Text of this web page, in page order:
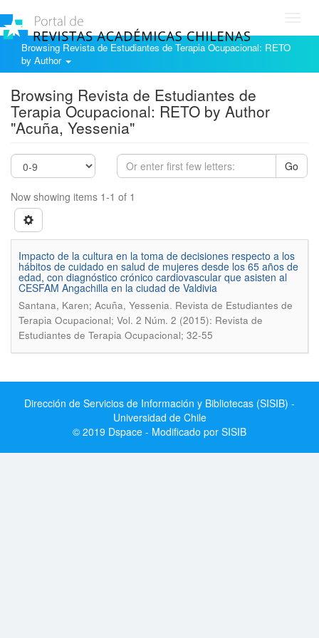
Browsing Revista de Estudiantes de Terapia Ocupacional: RETO
by Author
Browsing Revista de Estudiantes de
Terapia Ocupacional: RETO by Author
"Acuña, Yessenia"
Go
Now showing items 1-1 of 1
Impacto de la cultura en la toma de decisiones respecto a los
hábitos de cuidado en salud de mujeres desde los 65 años de
edad, con diagnóstico crónico cardiovascular que asisten al
CESFAM Angachilla en la ciudad de Valdivia
Santana, Karen; Acuña, Yessenia. Revista de Estudiantes de
Terapia Ocupacional; Vol. 2 Núm. 2 (2015): Revista de
Estudiantes de Terapia Ocupacional; 32-55
Dirección de Servicios de Información y Bibliotecas (SISIB) -
Universidad de Chile
© 2019 Dspace - Modificado por SISIB